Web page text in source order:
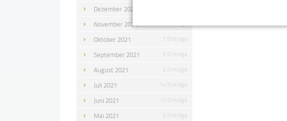
Dezember 2021
November 2021
Oktober 2021 7 Einträge
September 2021 9 Einträge
August 2021 2 Einträge
Juli 2021 14 Einträge
Juni 2021 10 Einträge
Mai 2021 3 Einträge